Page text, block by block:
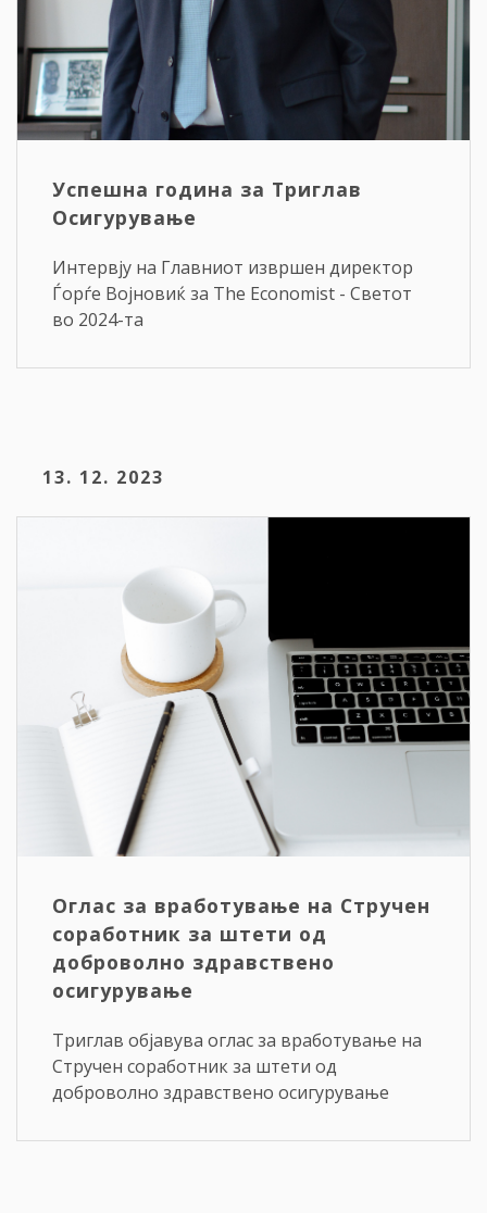
Успешна година за Триглав
Осигурување
Интервју на Глaвниот извршен директор
Ѓорѓе Војновиќ за The Economist - Светот
во 2024-та
13. 12. 2023
Оглас за вработување на Стручен
соработник за штети од
доброволно здравствено
осигурување
Триглав објавува оглас за вработување на
Стручен соработник за штети од
доброволно здравствено осигурување